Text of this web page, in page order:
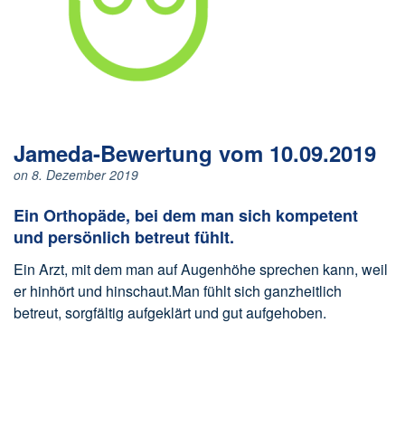
Jameda-Bewertung vom 10.09.2019
on 8. Dezember 2019
Ein Orthopäde, bei dem man sich kompetent
und persönlich betreut fühlt.
Ein Arzt, mit dem man auf Augenhöhe sprechen kann, weil
er hinhört und hinschaut.Man fühlt sich ganzheitlich
betreut, sorgfältig aufgeklärt und gut aufgehoben.